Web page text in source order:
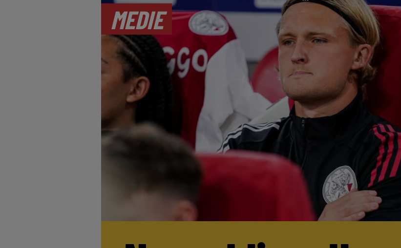
MEDIE